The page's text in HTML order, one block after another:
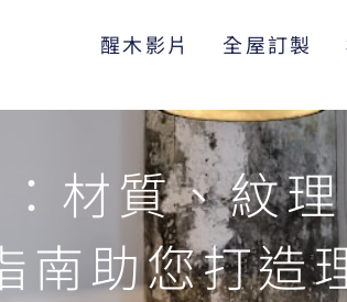
醒木影片 全屋訂製
材質、紋
南助您打造